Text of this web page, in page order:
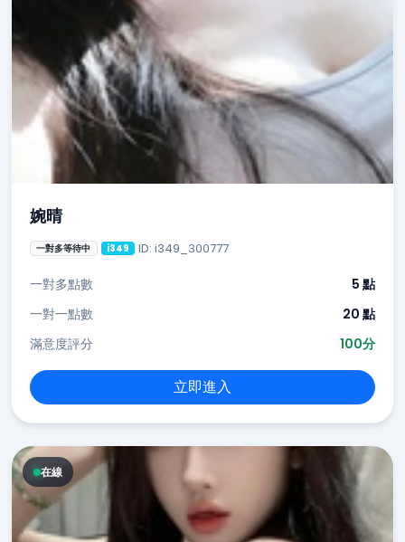
婉晴
一對多等待中 i349 ID: i349_300777
一對多點數
5 點
一對一點數
20 點
滿意度評分
100分
立即進入
在線